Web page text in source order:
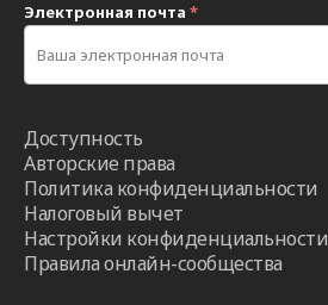
Электронная почта *
Доступность
Авторские права
Политика конфиденциальности
Налоговый вычет
Настройки конфиденциальности
Правила онлайн-сообщества